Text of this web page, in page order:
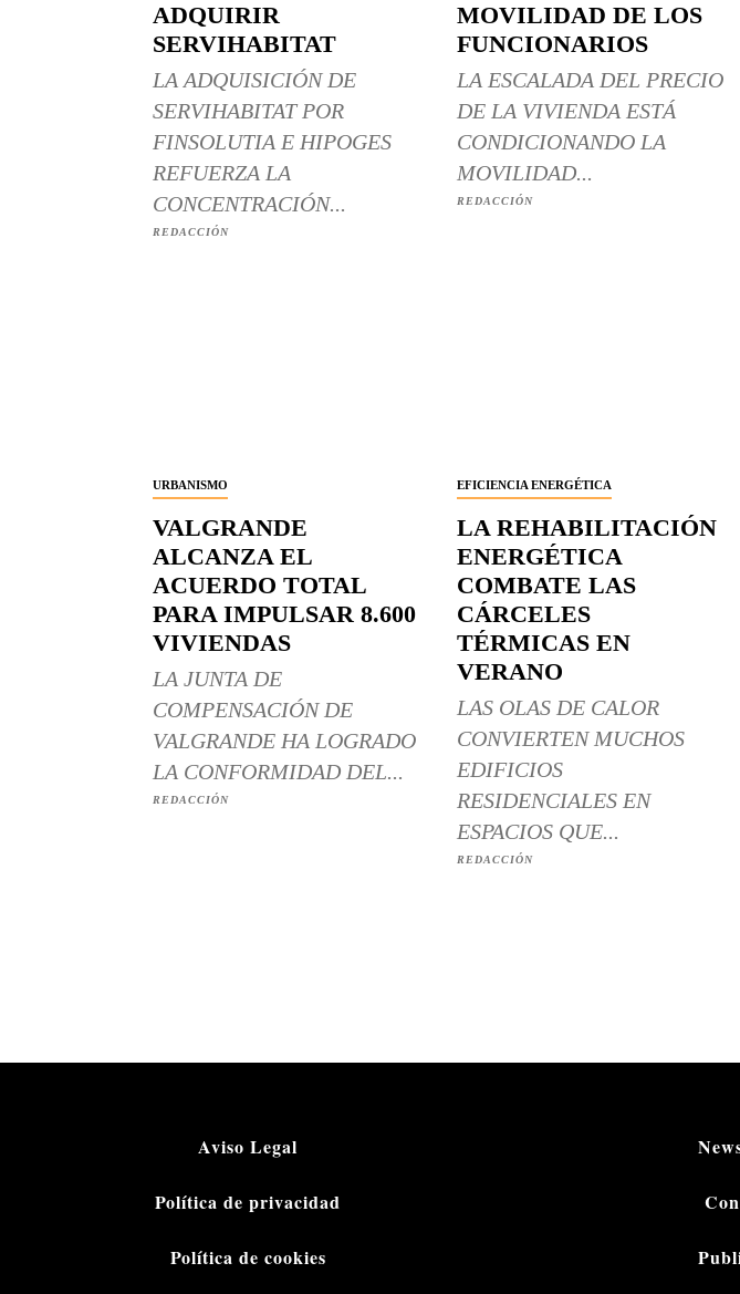
ADQUIRIR
SERVIHABITAT
LA ADQUISICIÓN DE
SERVIHABITAT POR
FINSOLUTIA E HIPOGES
REFUERZA LA
CONCENTRACIÓN...
REDACCIÓN
MOVILIDAD DE LOS
FUNCIONARIOS
LA ESCALADA DEL PRECIO
DE LA VIVIENDA ESTÁ
CONDICIONANDO LA
MOVILIDAD...
REDACCIÓN
URBANISMO
VALGRANDE
ALCANZA EL
ACUERDO TOTAL
PARA IMPULSAR 8.600
VIVIENDAS
LA JUNTA DE
COMPENSACIÓN DE
VALGRANDE HA LOGRADO
LA CONFORMIDAD DEL...
REDACCIÓN
EFICIENCIA ENERGÉTICA
LA REHABILITACIÓN
ENERGÉTICA
COMBATE LAS
CÁRCELES
TÉRMICAS EN
VERANO
LAS OLAS DE CALOR
CONVIERTEN MUCHOS
EDIFICIOS
RESIDENCIALES EN
ESPACIOS QUE...
REDACCIÓN
Aviso Legal
Política de privacidad
Política de cookies